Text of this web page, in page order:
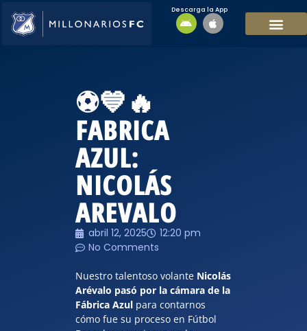
Descarga la App
⚽️💙🔥
FABRICA
AZUL:
NICOLÁS
AREVALO
abril 12, 2025
12:20 pm
No Comments
Nuestro talentoso volante Nicolás
Arévalo pasó por la cámara de la
Fábrica Azul para contarnos
cómo fue su proceso en Fútbol